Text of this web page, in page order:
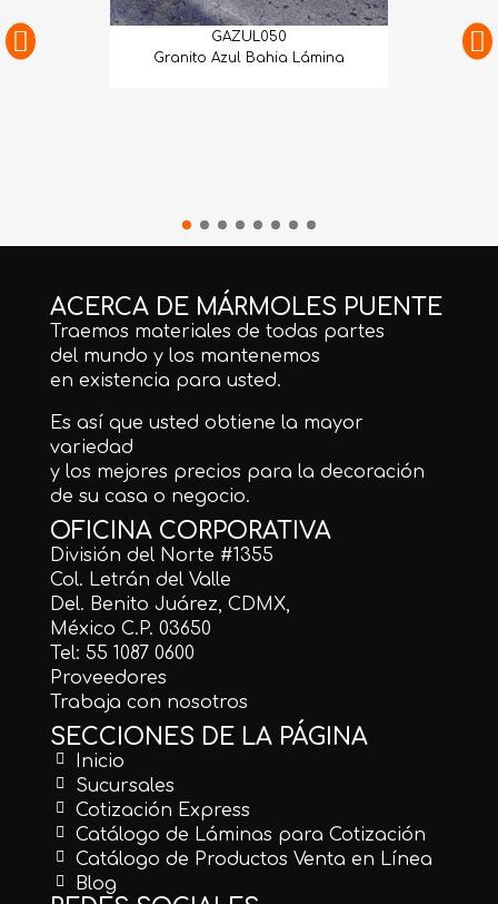
GAZUL050
Granito Azul Bahia Lámina
ACERCA DE MÁRMOLES PUENTE
Traemos materiales de todas partes
del mundo y los mantenemos
en existencia para usted.
Es así que usted obtiene la mayor
variedad
y los mejores precios para la decoración
de su casa o negocio.
OFICINA CORPORATIVA
División del Norte #1355
Col. Letrán del Valle
Del. Benito Juárez, CDMX,
México C.P. 03650
Tel: 55 1087 0600
Proveedores
Trabaja con nosotros
SECCIONES DE LA PÁGINA
Inicio
Sucursales
Cotización Express
Catálogo de Láminas para Cotización
Catálogo de Productos Venta en Línea
Blog